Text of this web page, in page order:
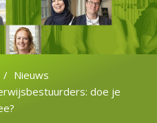
Nieuws
doe je